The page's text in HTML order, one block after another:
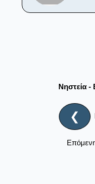
Νηστεία -
❮